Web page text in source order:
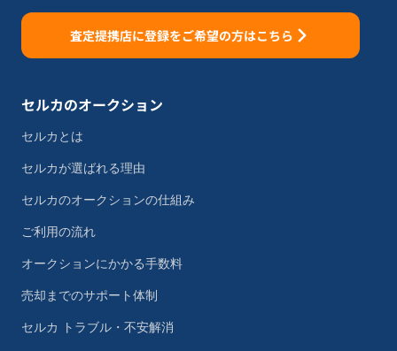
査定提携店に登録をご希望の方はこちら
セルカのオークション
セルカとは
セルカが選ばれる理由
セルカのオークションの仕組み
ご利用の流れ
オークションにかかる手数料
売却までのサポート体制
セルカ トラブル・不安解消